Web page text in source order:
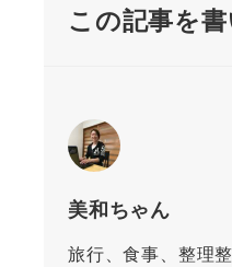
この記事を
美和ちゃん
旅行、食事、整理